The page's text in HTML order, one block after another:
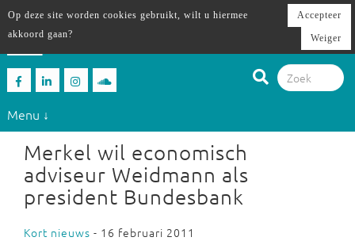
Menu ↓
Merkel wil economisch
adviseur Weidmann als
president Bundesbank
Kort nieuws - 16 februari 2011
Op deze site worden cookies gebruikt, wilt u hiermee
akkoord gaan?
Accepteer
Weiger